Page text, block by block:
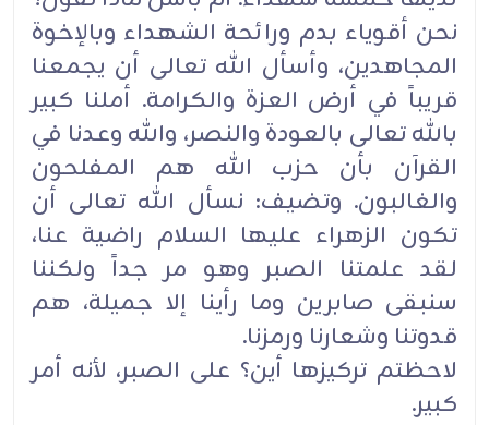
نحن أقوياء بدم ورائحة الشهداء وبالإخوة
المجاهدين، وأسأل الله تعالى أن يجمعنا
قريباً في أرض العزة والكرامة. أملنا كبير
بالله تعالى بالعودة والنصر، والله وعدنا في
القرآن بأن حزب الله هم المفلحون
والغالبون. وتضيف: نسأل الله تعالى أن
تكون الزهراء عليها السلام راضية عنا،
لقد علمتنا الصبر وهو مر جداً ولكننا
سنبقى صابرين وما رأينا إلا جميلة، هم
قدوتنا وشعارنا ورمزنا.
لاحظتم تركيزها أين؟ على الصبر، لأنه أمر
كبير.